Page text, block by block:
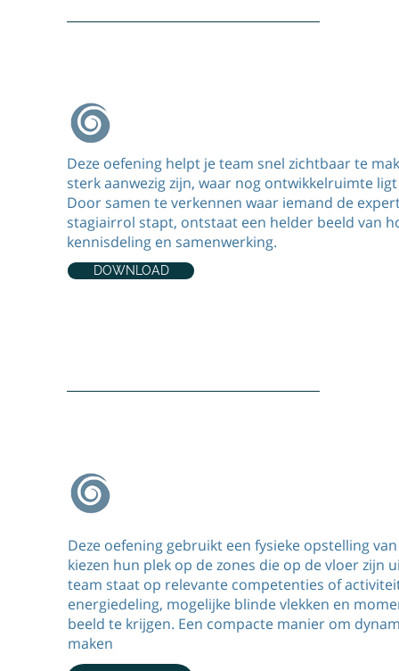
Deze oefening helpt je team snel zichtbaar te
sterk aanwezig zijn, waar nog ontwikkelruimte
Door samen te verkennen waar iemand de
stagiairrol stapt, ontstaat een helder beeld van
kennisdeling en samenwerking.
DOWNLOAD
Deze oefening gebruikt een fysieke opstelling
kiezen hun plek op de zones die op de vloer zijn
team staat op relevante competenties of
energiedeling, mogelijke blinde vlekken en
beeld te krijgen. Een compacte manier om
maken